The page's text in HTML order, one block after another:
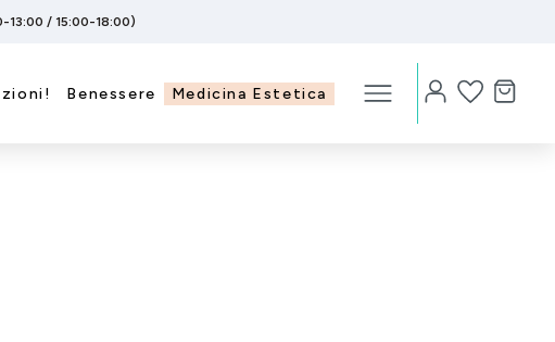
13:00 / 15:00-18:00)
Benessere Medicina Estetica